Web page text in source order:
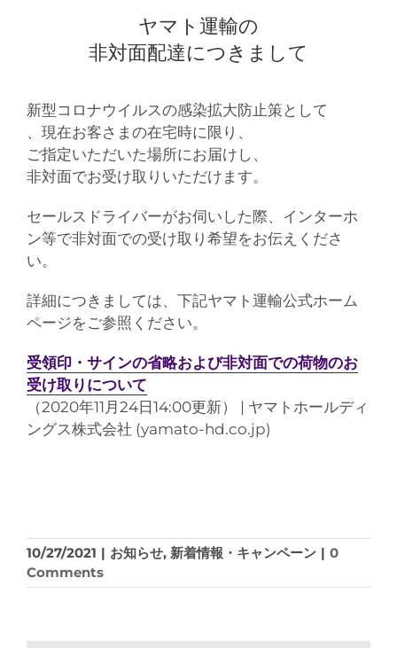
ヤマト運輸の
非対面配達につきまして
新型コロナウイルスの感染拡大防止策として
、現在お客さまの在宅時に限り、
ご指定いただいた場所にお届けし、
非対面でお受け取りいただけます。
セールスドライバーがお伺いした際、インターホ
ン等で非対面での受け取り希望をお伝えくださ
い。
詳細につきましては、下記ヤマト運輸公式ホーム
ページをご参照ください。
受領印・サインの省略および非対面での荷物のお
受け取りについて
（2020年11月24日14:00更新） | ヤマトホールディ
ングス株式会社 (yamato-hd.co.jp)
10/27/2021 | お知らせ, 新着情報・キャンペーン | 0
Comments